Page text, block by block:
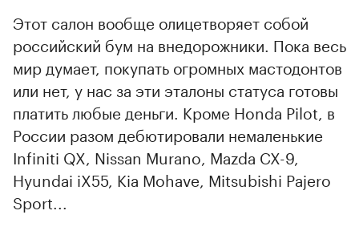
Этот салон вообще олицетворяет собой
российский бум на внедорожники. Пока весь
мир думает, покупать огромных мастодонтов
или нет, у нас за эти эталоны статуса готовы
платить любые деньги. Кроме Honda Pilot, в
России разом дебютировали немаленькие
Infiniti QX, Nissan Murano, Mazda CX-9,
Hyundai iX55, Kia Mohave, Mitsubishi Pajero
Sport...